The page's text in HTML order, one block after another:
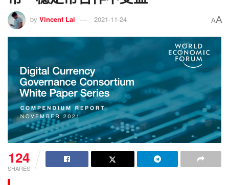
by Vincent Lai 2021-11-24 AA
124
SHARES